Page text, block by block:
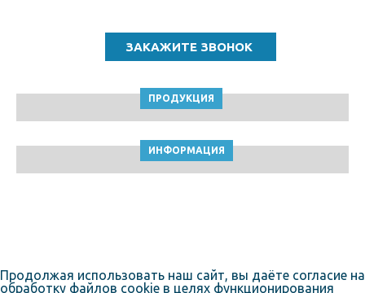
ПРОДУКЦИЯ
ИНФОРМАЦИЯ
Продолжая использовать наш сайт, вы даёте согласие на
обработку файлов cookie в целях функционирования